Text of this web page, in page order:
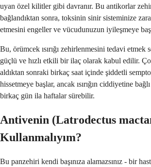
uyan özel kilitler gibi davranır. Bu antikorlar
bağlandıktan sonra, toksinin sinir sisteminize
etmesini engeller ve vücudunuzun iyileşmeye
Bu, örümcek ısırığı zehirlenmesini tedavi etmek
güçlü ve hızlı etkili bir ilaç olarak kabul edilir.
aldıktan sonraki birkaç saat içinde şiddetli
hissetmeye başlar, ancak ısırığın ciddiyetine
birkaç gün ila haftalar sürebilir.
Antivenin (Latrodectus
Kullanmalıyım?
Bu panzehiri kendi başınıza alamazsınız - bir